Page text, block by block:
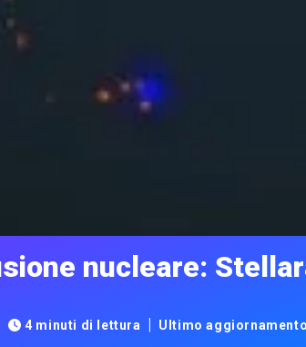
nucleare:
4 minuti di lettura | Ultimo